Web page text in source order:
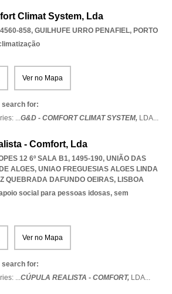
Climat System, Lda
858, GUILHUFE URRO PENAFIEL, PORTO
Ver no Mapa
search for:
...G&D - COMFORT CLIMAT SYSTEM, LDA...
- Comfort, Lda
12 6º SALA B1, 1495-190, UNIÃO DAS
ALGES, UNIAO FREGUESIAS ALGES LINDA
QUEBRADA DAFUNDO OEIRAS, LISBOA
social para pessoas idosas, sem
Ver no Mapa
search for:
...CÚPULA REALISTA - COMFORT, LDA...